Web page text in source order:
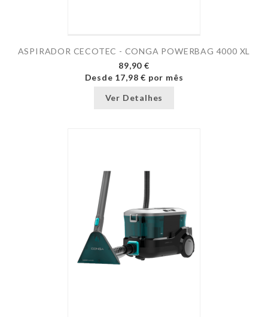
ASPIRADOR CECOTEC - CONGA POWERBAG 4000 XL
89,90 €
Desde 17,98 € por mês
Ver Detalhes